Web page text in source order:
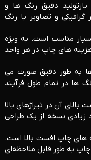
دقیق رنگ‌ ها و
گرافیکی و تصاویر با رنگ
مناسب است. به‌ ویژه
های چاپ در هر واحد
به‌ طور دقیق صورت می
‌ها در تمام طول فرآیند
آن در تیراژهای بالا
زیادی نسخه از یک طراحی
های چاپ افست بالا است.
چاپ به‌ طور قابل ‌ملاحظه‌ای